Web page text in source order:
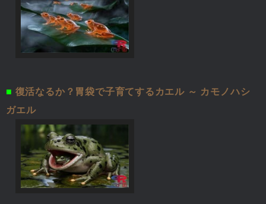
■ 復活なるか？胃袋で子育てするカエル ～ カモノハシ
ガエル